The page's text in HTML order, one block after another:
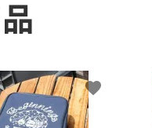
favorite